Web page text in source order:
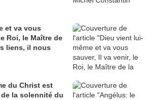
et va vous
Roi, le Maître de
liens, il nous
du Christ est
la solennité du